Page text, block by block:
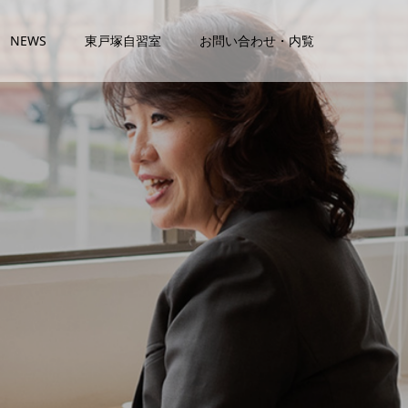
NEWS 東戸塚自習室 お問い合わせ・内覧